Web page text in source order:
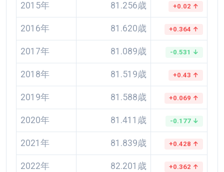
2015年 81.256歳 +0.02 ↑
2016年 81.620歳 +0.364 ↑
2017年 81.089歳 -0.531 ↓
2018年 81.519歳 +0.43 ↑
2019年 81.588歳 +0.069 ↑
2020年 81.411歳 -0.177 ↓
2021年 81.839歳 +0.428 ↑
2022年 82.201歳 +0.362 ↑